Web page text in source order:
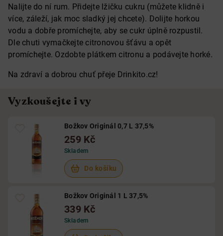
Nalijte do ní rum. Přidejte lžičku cukru (můžete klidně i
více, záleží, jak moc sladký jej chcete). Dolijte horkou
vodu a dobře promíchejte, aby se cukr úplně rozpustil.
Dle chuti vymačkejte citronovou šťávu a opět
promíchejte. Ozdobte plátkem citronu a podávejte horké.
Na zdraví a dobrou chuť přeje Drinkito.cz!
Vyzkoušejte i vy
Božkov Originál 0,7 L 37,5%
259 Kč
Skladem
Do košíku
Božkov Originál 1 L 37,5%
339 Kč
Skladem